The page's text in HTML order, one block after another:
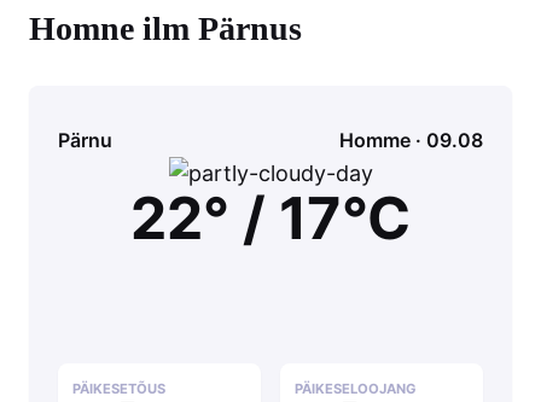
Homne ilm Pärnus
Pärnu Homme · 09.08
22° / 17°C
PÄIKESETÕUS PÄIKESELOOJANG